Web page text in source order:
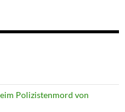
Polizistenmord von